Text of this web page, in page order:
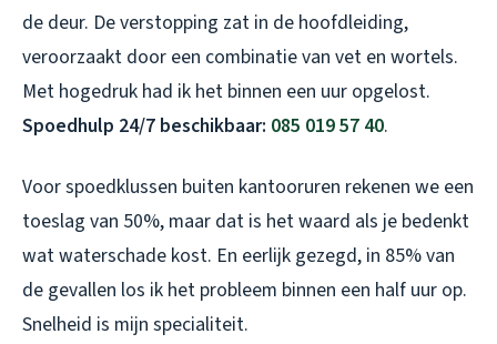
de deur. De verstopping zat in de hoofdleiding,
veroorzaakt door een combinatie van vet en wortels.
Met hogedruk had ik het binnen een uur opgelost.
Spoedhulp 24/7 beschikbaar: 085 019 57 40.
Voor spoedklussen buiten kantooruren rekenen we een
toeslag van 50%, maar dat is het waard als je bedenkt
wat waterschade kost. En eerlijk gezegd, in 85% van
de gevallen los ik het probleem binnen een half uur op.
Snelheid is mijn specialiteit.